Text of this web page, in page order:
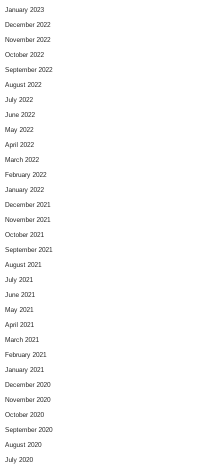
January 2023
December 2022
November 2022
October 2022
September 2022
August 2022
July 2022
June 2022
May 2022
April 2022
March 2022
February 2022
January 2022
December 2021
November 2021
October 2021
September 2021
August 2021
July 2021
June 2021
May 2021
April 2021
March 2021
February 2021
January 2021
December 2020
November 2020
October 2020
September 2020
August 2020
July 2020